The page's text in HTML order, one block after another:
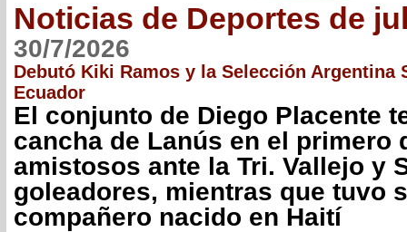
Noticias de Deportes de
30/7/2026
Debutó Kiki Ramos y la Selección Argentina
Ecuador
El conjunto de Diego Placente
cancha de Lanús en el primero
amistosos ante la Tri. Vallejo y
goleadores, mientras que tuvo
compañero nacido en Haití